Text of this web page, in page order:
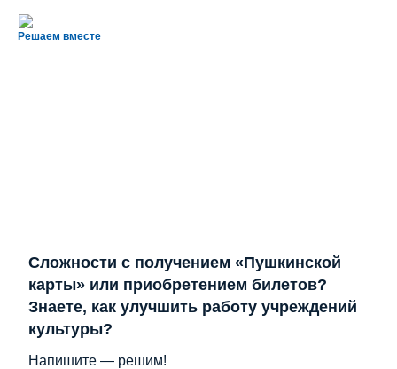
Решаем вместе
Сложности с получением «Пушкинской
карты» или приобретением билетов?
Знаете, как улучшить работу учреждений
культуры?
Напишите — решим!